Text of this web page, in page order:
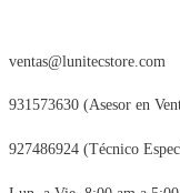
ventas@lunitecstore.com
931573630 (Asesor en
927486924 (Técnico